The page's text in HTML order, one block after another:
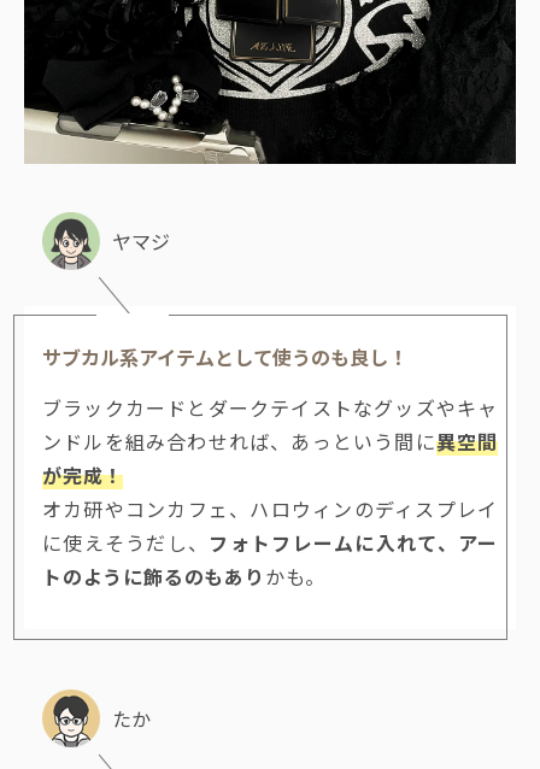
ヤマジ
サブカル系アイテムとして使うのも良し！
ブラックカードとダークテイストなグッズやキャ
ンドルを組み合わせれば、あっという間に異空間
が完成！
オカ研やコンカフェ、ハロウィンのディスプレイ
に使えそうだし、 フォトフレームに入れて、アー
トのように飾るのもあり かも。
たか